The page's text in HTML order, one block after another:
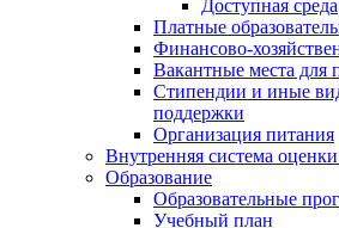
Доступная среда
Платные
Финансово-
Вакантные места для
Стипендии и иные
поддержки
Организация питания
Внутренняя система оценки
Образование
Образовательные
Учебный план